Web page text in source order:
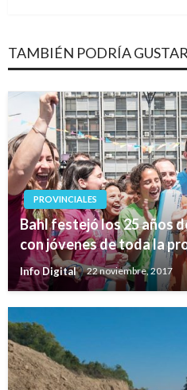
TAMBIÉN PODRÍA
PROVINCIALES
Bahl festejó los 25 años
con jóvenes de toda la
Info Digital 22 noviembre, 2017